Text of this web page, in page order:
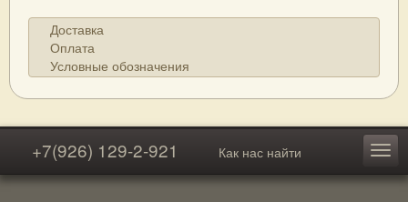
Доставка
Оплата
Условные обозначения
+7(926) 129-2-921 Как нас найти